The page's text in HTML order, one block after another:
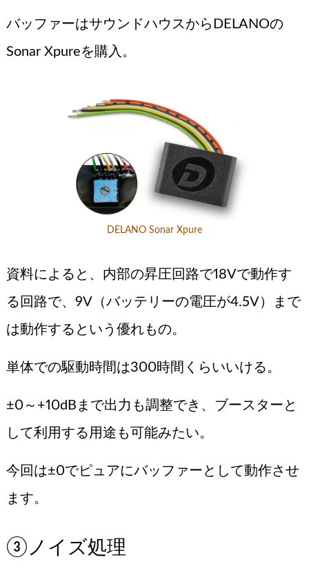
バッファーはサウンドハウスからDELANOの
Sonar Xpureを購入。
DELANO Sonar Xpure
資料によると、内部の昇圧回路で18Vで動作す
る回路で、9V（バッテリーの電圧が4.5V）まで
は動作するという優れもの。
単体での駆動時間は300時間くらいいける。
±0～+10dBまで出力も調整でき、ブースターと
して利用する用途も可能みたい。
今回は±0でピュアにバッファーとして動作させ
ます。
③ノイズ処理